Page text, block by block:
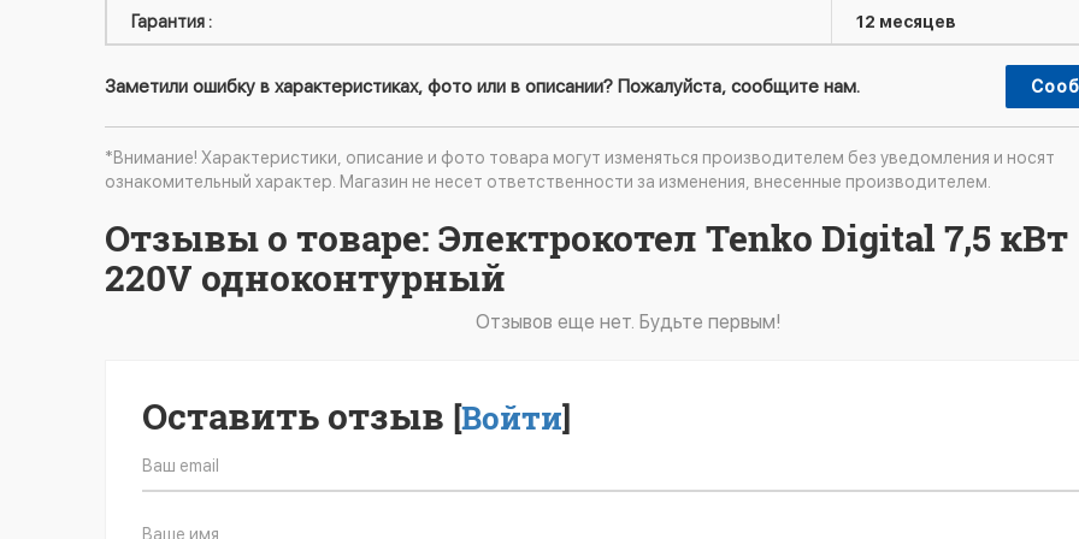
Гарантия : 12 месяцев
Заметили ошибку в характеристиках, фото или в описании? Пожалуйста, сообщите нам.
*Внимание! Характеристики, описание и фото товара могут изменяться производителем без уведомления и носят
ознакомительный характер. Магазин не несет ответственности за изменения, внесенные производителем.
Отзывы о товаре: Электрокотел Tenko Digital 7,5 кВт
220V одноконтурный
Отзывов еще нет. Будьте первым!
Оставить отзыв [Войти]